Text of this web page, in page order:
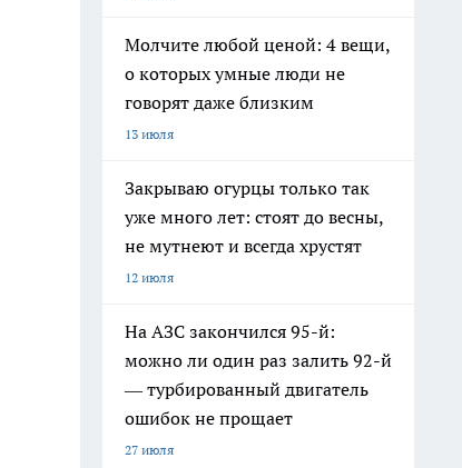
Молчите любой ценой: 4 вещи,
о которых умные люди не
говорят даже близким
13 июля
Закрываю огурцы только так
уже много лет: стоят до весны,
не мутнеют и всегда хрустят
12 июля
На АЗС закончился 95-й:
можно ли один раз залить 92-й
— турбированный двигатель
ошибок не прощает
27 июля